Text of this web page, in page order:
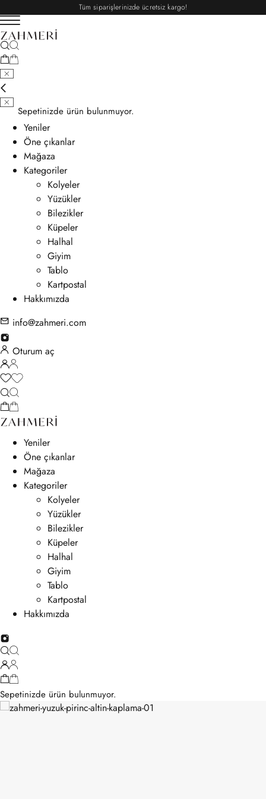
Tüm siparişlerinizde ücretsiz kargo!
Sepetinizde ürün bulunmuyor.
Yeniler
Öne çıkanlar
Mağaza
Kategoriler
Kolyeler
Yüzükler
Bilezikler
Küpeler
Halhal
Giyim
Tablo
Kartpostal
Hakkımızda
info@zahmeri.com
Oturum aç
Yeniler
Öne çıkanlar
Mağaza
Kategoriler
Kolyeler
Yüzükler
Bilezikler
Küpeler
Halhal
Giyim
Tablo
Kartpostal
Hakkımızda
Sepetinizde ürün bulunmuyor.